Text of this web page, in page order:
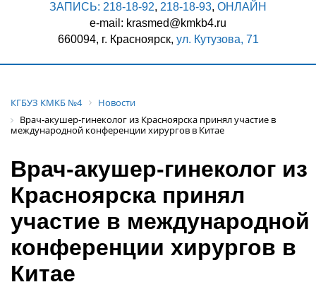
ЗАПИСЬ: 218-18-92, 218-18-93, ОНЛАЙН
e-mail: krasmed@kmkb4.ru
660094, г. Красноярск, ул. Кутузова, 71
КГБУЗ КМКБ №4
Новости
Врач‑акушер‑гинеколог из Красноярска принял участие в
международной конференции хирургов в Китае
Врач‑акушер‑гинеколог из
Красноярска принял
участие в международной
конференции хирургов в
Китае